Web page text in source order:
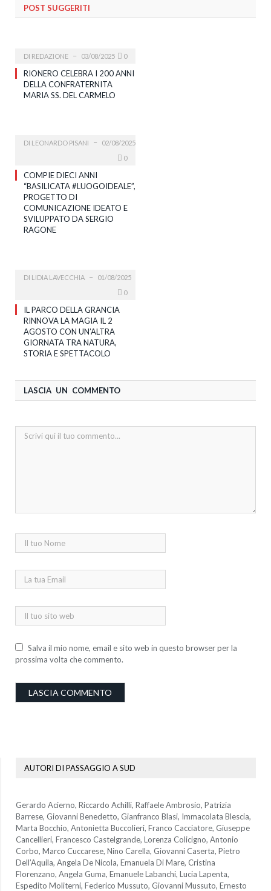
POST SUGGERITI
DI REDAZIONE 03/08/2025 0
RIONERO CELEBRA I 200 ANNI
DELLA CONFRATERNITA
MARIA SS. DEL CARMELO
DI LEONARDO PISANI
02/08/2025
0
COMPIE DIECI ANNI
“BASILICATA #LUOGOIDEALE”,
PROGETTO DI
COMUNICAZIONE IDEATO E
SVILUPPATO DA SERGIO
RAGONE
DI LIDIA LAVECCHIA
01/08/2025
0
IL PARCO DELLA GRANCIA
RINNOVA LA MAGIA IL 2
AGOSTO CON UN’ALTRA
GIORNATA TRA NATURA,
STORIA E SPETTACOLO
LASCIA UN COMMENTO
Salva il mio nome, email e sito web in questo browser per la
prossima volta che commento.
AUTORI DI PASSAGGIO A SUD
Gerardo Acierno, Riccardo Achilli, Raffaele Ambrosio, Patrizia
Barrese, Giovanni Benedetto, Gianfranco Blasi, Immacolata Blescia,
Marta Bocchio, Antonietta Buccolieri, Franco Cacciatore, Giuseppe
Cancellieri, Francesco Castelgrande, Lorenza Colicigno, Antonio
Corbo, Marco Cuccarese, Nino Carella, Giovanni Caserta, Pietro
Dell’Aquila, Angela De Nicola, Emanuela Di Mare, Cristina
Florenzano, Angela Guma, Emanuele Labanchi, Lucia Lapenta,
Espedito Moliterni, Federico Mussuto, Giovanni Mussuto, Ernesto